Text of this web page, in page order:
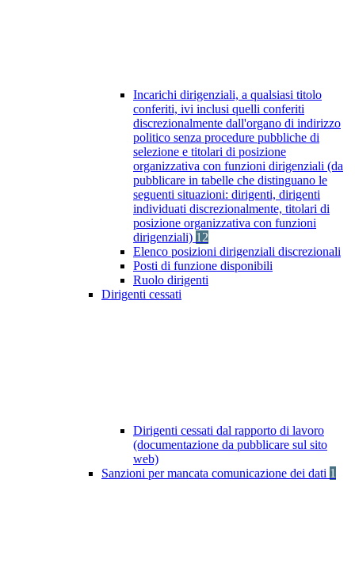
Incarichi dirigenziali, a qualsiasi titolo
conferiti, ivi inclusi quelli conferiti
discrezionalmente dall'organo di indirizzo
politico senza procedure pubbliche di
selezione e titolari di posizione
organizzativa con funzioni dirigenziali (da
pubblicare in tabelle che distinguano le
seguenti situazioni: dirigenti, dirigenti
individuati discrezionalmente, titolari di
posizione organizzativa con funzioni
dirigenziali) 12
Elenco posizioni dirigenziali discrezionali
Posti di funzione disponibili
Ruolo dirigenti
Dirigenti cessati
Dirigenti cessati dal rapporto di lavoro
(documentazione da pubblicare sul sito
web)
Sanzioni per mancata comunicazione dei dati 1